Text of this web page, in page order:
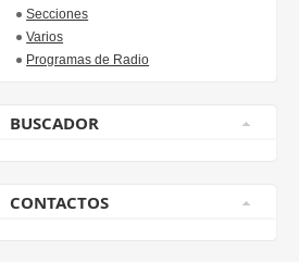
Secciones
Varios
Programas de Radio
BUSCADOR
CONTACTOS